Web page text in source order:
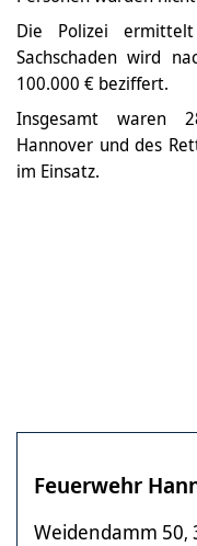
Die Polizei
Sachschaden wird
100.000 € beziffert.
Insgesamt waren
Hannover und des
im Einsatz.
Feuerwehr
Weidendamm 50,